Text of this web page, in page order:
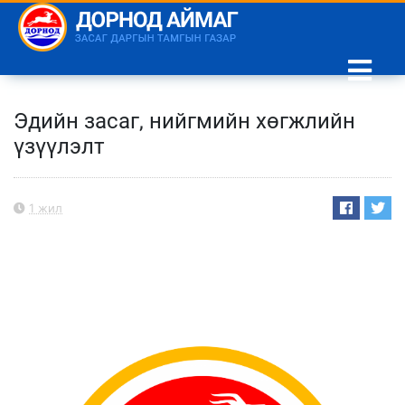
Эдийн засаг, нийгмийн хөгжлийн
үзүүлэлт
1 жил